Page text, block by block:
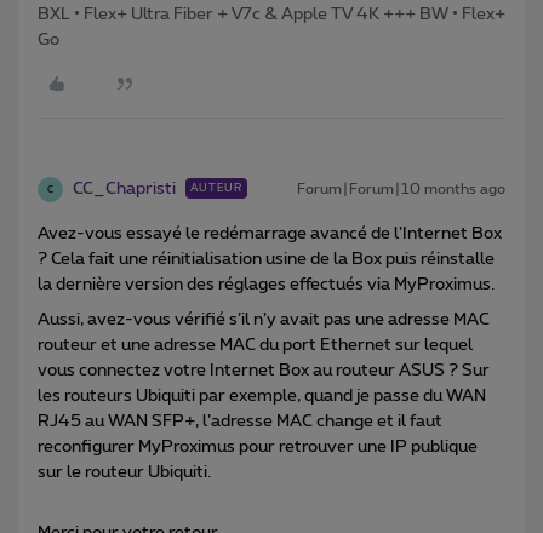
BXL • Flex+ Ultra Fiber + V7c & Apple TV 4K +++ BW • Flex+
Go
C CC_Chapristi AUTEUR Forum|Forum|10 months ago
Avez-vous essayé le redémarrage avancé de l’Internet Box
? Cela fait une réinitialisation usine de la Box puis réinstalle
la dernière version des réglages effectués via MyProximus.
Aussi, avez-vous vérifié s’il n’y avait pas une adresse MAC
routeur et une adresse MAC du port Ethernet sur lequel
vous connectez votre Internet Box au routeur ASUS ? Sur
les routeurs Ubiquiti par exemple, quand je passe du WAN
RJ45 au WAN SFP+, l’adresse MAC change et il faut
reconfigurer MyProximus pour retrouver une IP publique
sur le routeur Ubiquiti.